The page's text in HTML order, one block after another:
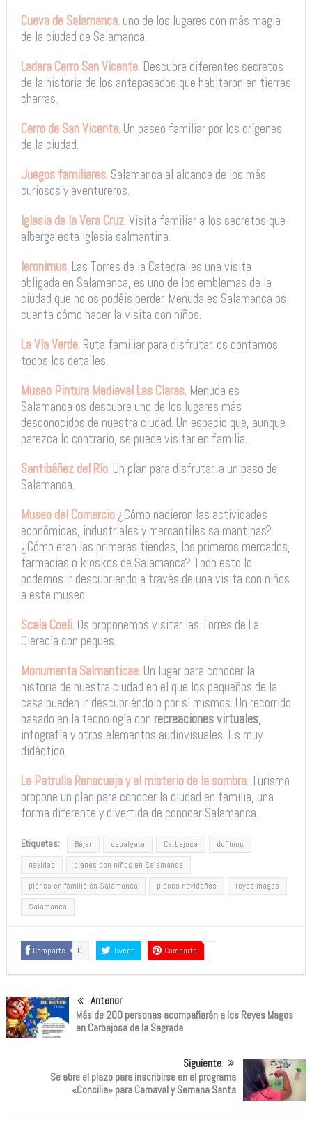
Cueva de Salamanca. uno de los lugares con más magia
de la ciudad de Salamanca.
Ladera Cerro San Vicente. Descubre diferentes secretos
de la historia de los antepasados que habitaron en tierras
charras.
Cerro de San Vicente. Un paseo familiar por los orígenes
de la ciudad.
Juegos familiares. Salamanca al alcance de los más
curiosos y aventureros.
Iglesia de la Vera Cruz. Visita familiar a los secretos que
alberga esta Iglesia salmantina.
Ieronimus. Las Torres de la Catedral es una visita
obligada en Salamanca, es uno de los emblemas de la
ciudad que no os podéis perder. Menuda es Salamanca os
cuenta cómo hacer la visita con niños.
La Vía Verde. Ruta familiar para disfrutar, os contamos
todos los detalles.
Museo Pintura Medieval Las Claras. Menuda es
Salamanca os descubre uno de los lugares más
desconocidos de nuestra ciudad. Un espacio que, aunque
parezca lo contrario, se puede visitar en familia.
Santibáñez del Río. Un plan para disfrutar, a un paso de
Salamanca.
Museo del Comercio¿Cómo nacieron las actividades
económicas, industriales y mercantiles salmantinas?
¿Cómo eran las primeras tiendas, los primeros mercados,
farmacias o kioskos de Salamanca? Todo esto lo
podemos ir descubriendo a través de una visita con niños
a este museo.
Scala Coeli. Os proponemos visitar las Torres de La
Clerecía con peques.
Monumenta Salmanticae. Un lugar para conocer la
historia de nuestra ciudad en el que los pequeños de la
casa pueden ir descubriéndolo por sí mismos. Un recorrido
basado en la tecnología con recreaciones virtuales,
infografía y otros elementos audiovisuales. Es muy
didáctico.
La Patrulla Renacuaja y el misterio de la sombra. Turismo
propone un plan para conocer la ciudad en familia, una
forma diferente y divertida de conocer Salamanca.
Etiquetas: Béjar cabalgata Carbajosa
doñinos
navidad
planes con niños en Salamanca
planes en familia en Salamanca
planes navideños
reyes magos
Salamanca
Comparte 0 Tweet Comparte
Anterior
Más de 200 personas acompañarán a los Reyes Magos
en Carbajosa de la Sagrada
Siguiente
Se abre el plazo para inscribirse en el programa
«Concilia» para Carnaval y Semana Santa